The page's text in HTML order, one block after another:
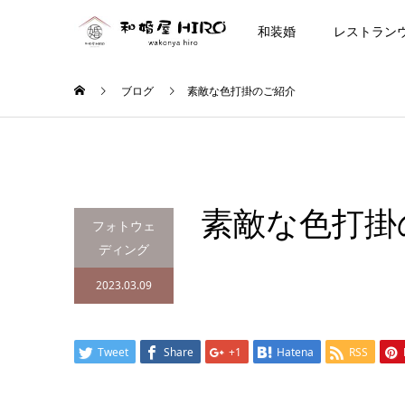
和装婚 レストラン
ブログ 素敵な色打掛のご紹介
フォトウェ
ディング
2023.03.09
素敵な色打
Tweet Share +1 Hatena RSS